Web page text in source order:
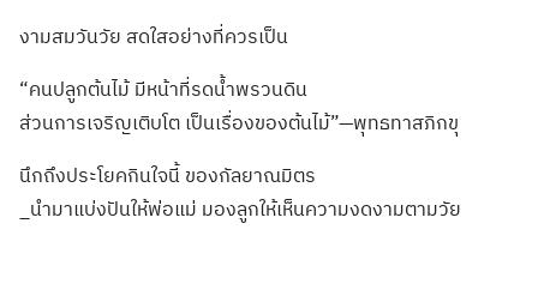
งามสมวันวัย สดใสอย่างที่ควรเป็น
“คนปลูกต้นไม้ มีหน้าที่รดน้ำพรวนดิน
ส่วนการเจริญเติบโต เป็นเรื่องของต้นไม้”—พุทธทาสภิกขุ
นึกถึงประโยคกินใจนี้ ของกัลยาณมิตร
_นำมาแบ่งปันให้พ่อแม่ มองลูกให้เห็นความงดงามตามวัย